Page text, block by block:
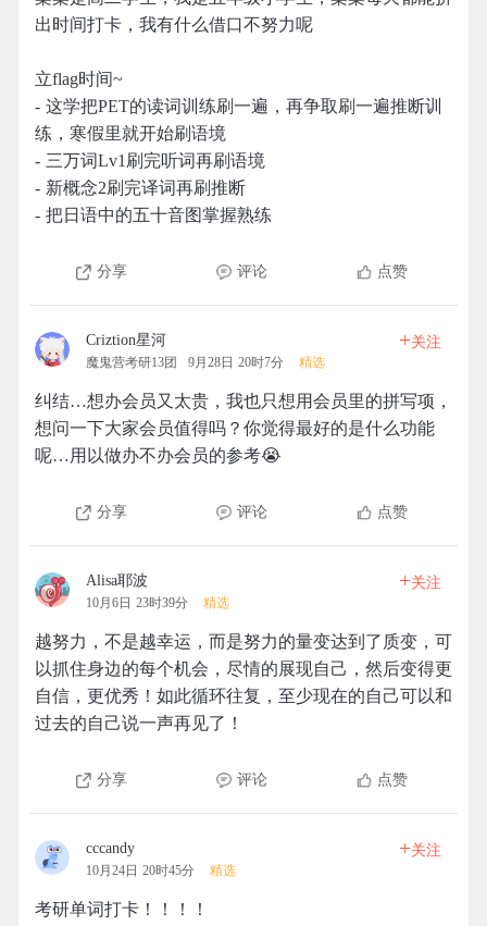
出时间打卡，我有什么借口不努力呢
立flag时间~
- 这学把PET的读词训练刷一遍，再争取刷一遍推断训
练，寒假里就开始刷语境
- 三万词Lv1刷完听词再刷语境
- 新概念2刷完译词再刷推断
- 把日语中的五十音图掌握熟练
分享 评论 点赞
Criztion星河
魔鬼营考研13团 9月28日 20时7分 精选
+关注
纠结…想办会员又太贵，我也只想用会员里的拼写项，
想问一下大家会员值得吗？你觉得最好的是什么功能
呢…用以做办不办会员的参考😭
分享 评论 点赞
Alisa耶波
10月6日 23时39分 精选
+关注
越努力，不是越幸运，而是努力的量变达到了质变，可
以抓住身边的每个机会，尽情的展现自己，然后变得更
自信，更优秀！如此循环往复，至少现在的自己可以和
过去的自己说一声再见了！
分享 评论 点赞
cccandy
10月24日 20时45分 精选
+关注
考研单词打卡！！！！